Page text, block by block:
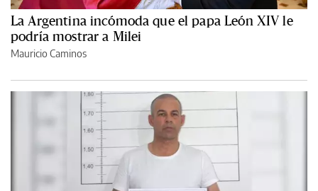
La Argentina incómoda que el papa León XIV le
podría mostrar a Milei
Mauricio Caminos